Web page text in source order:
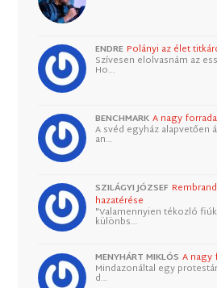
ENDRE Polányi az élet
Szívesen elolvasnám az
Ho…
BENCHMARK A nagy
A svéd egyház alapvetően
an…
SZILÁGYI JÓZSEF
hazatérése
"Valamennyien tékozló
különbs…
MENYHÁRT MIKLÓS A nagy
Mindazonáltal egy
d…